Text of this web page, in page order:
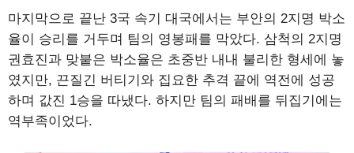
마지막으로 끝난 3국 속기 대국에서는 부안의 2지명 박소
율이 승리를 거두며 팀의 영봉패를 막았다. 삼척의 2지명
권효진과 맞붙은 박소율은 초중반 내내 불리한 형세에 놓
였지만, 끈질긴 버티기와 집요한 추격 끝에 역전에 성공
하며 값진 1승을 따냈다. 하지만 팀의 패배를 뒤집기에는
역부족이었다.